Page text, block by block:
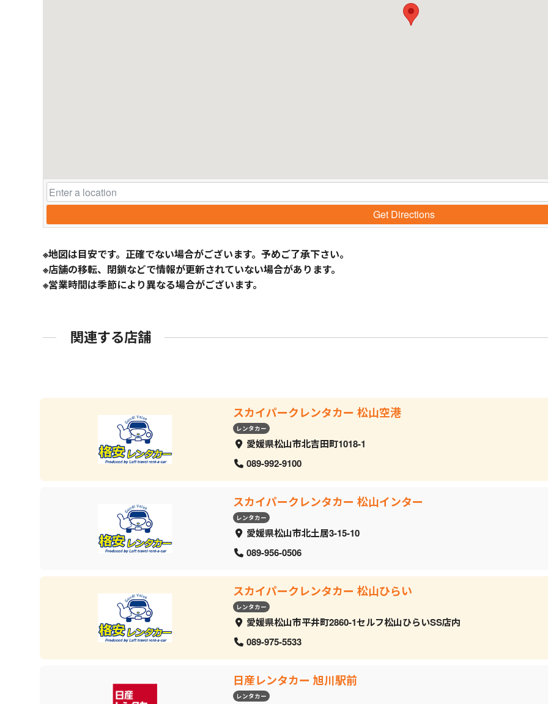
Get Directions
※地図は目安です。正確でない場合がございます。予めご了承下さい。
※店舗の移転、閉鎖などで情報が更新されていない場合があります。
※営業時間は季節により異なる場合がございます。
関連する店舗
スカイパークレンタカー 松山空港
レンタカー
愛媛県松山市北吉田町1018-1
089-992-9100
スカイパークレンタカー 松山インター
レンタカー
愛媛県松山市北土居3-15-10
089-956-0506
スカイパークレンタカー 松山ひらい
レンタカー
愛媛県松山市平井町2860-1セルフ松山ひらいSS店内
089-975-5533
日産レンタカー 旭川駅前
レンタカー